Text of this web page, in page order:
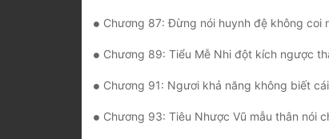
Chương 87: Đừng nói huynh đệ không coi
Chương 89: Tiểu Mễ Nhi đột kích ngược
Chương 91: Ngươi khả năng không biết cái gì
Chương 93: Tiêu Nhược Vũ mẫu thân nói